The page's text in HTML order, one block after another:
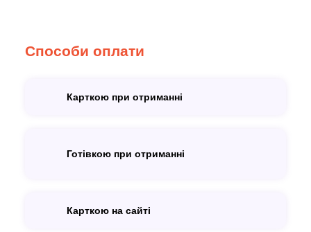
Способи оплати
Карткою при отриманні
Готівкою при отриманні
Карткою на сайті